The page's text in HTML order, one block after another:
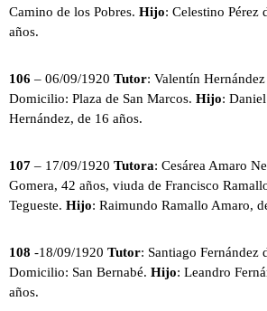
Camino de los Pobres. Hijo: Celestino Pérez
años.
106 – 06/09/1920 Tutor: Valentín
Domicilio: Plaza de San Marcos. Hijo:
Hernández, de 16 años.
107 – 17/09/1920 Tutora: Cesárea Amaro
Gomera, 42 años, viuda de Francisco
Tegueste. Hijo: Raimundo Ramallo Amaro,
108 -18/09/1920 Tutor: Santiago Fernández
Domicilio: San Bernabé. Hijo: Leandro
años.